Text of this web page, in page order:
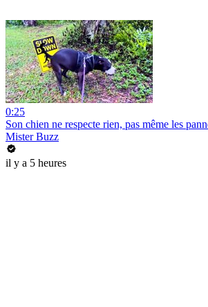
0:25
Son chien ne respecte rien, pas même les
Mister Buzz
il y a 5 heures